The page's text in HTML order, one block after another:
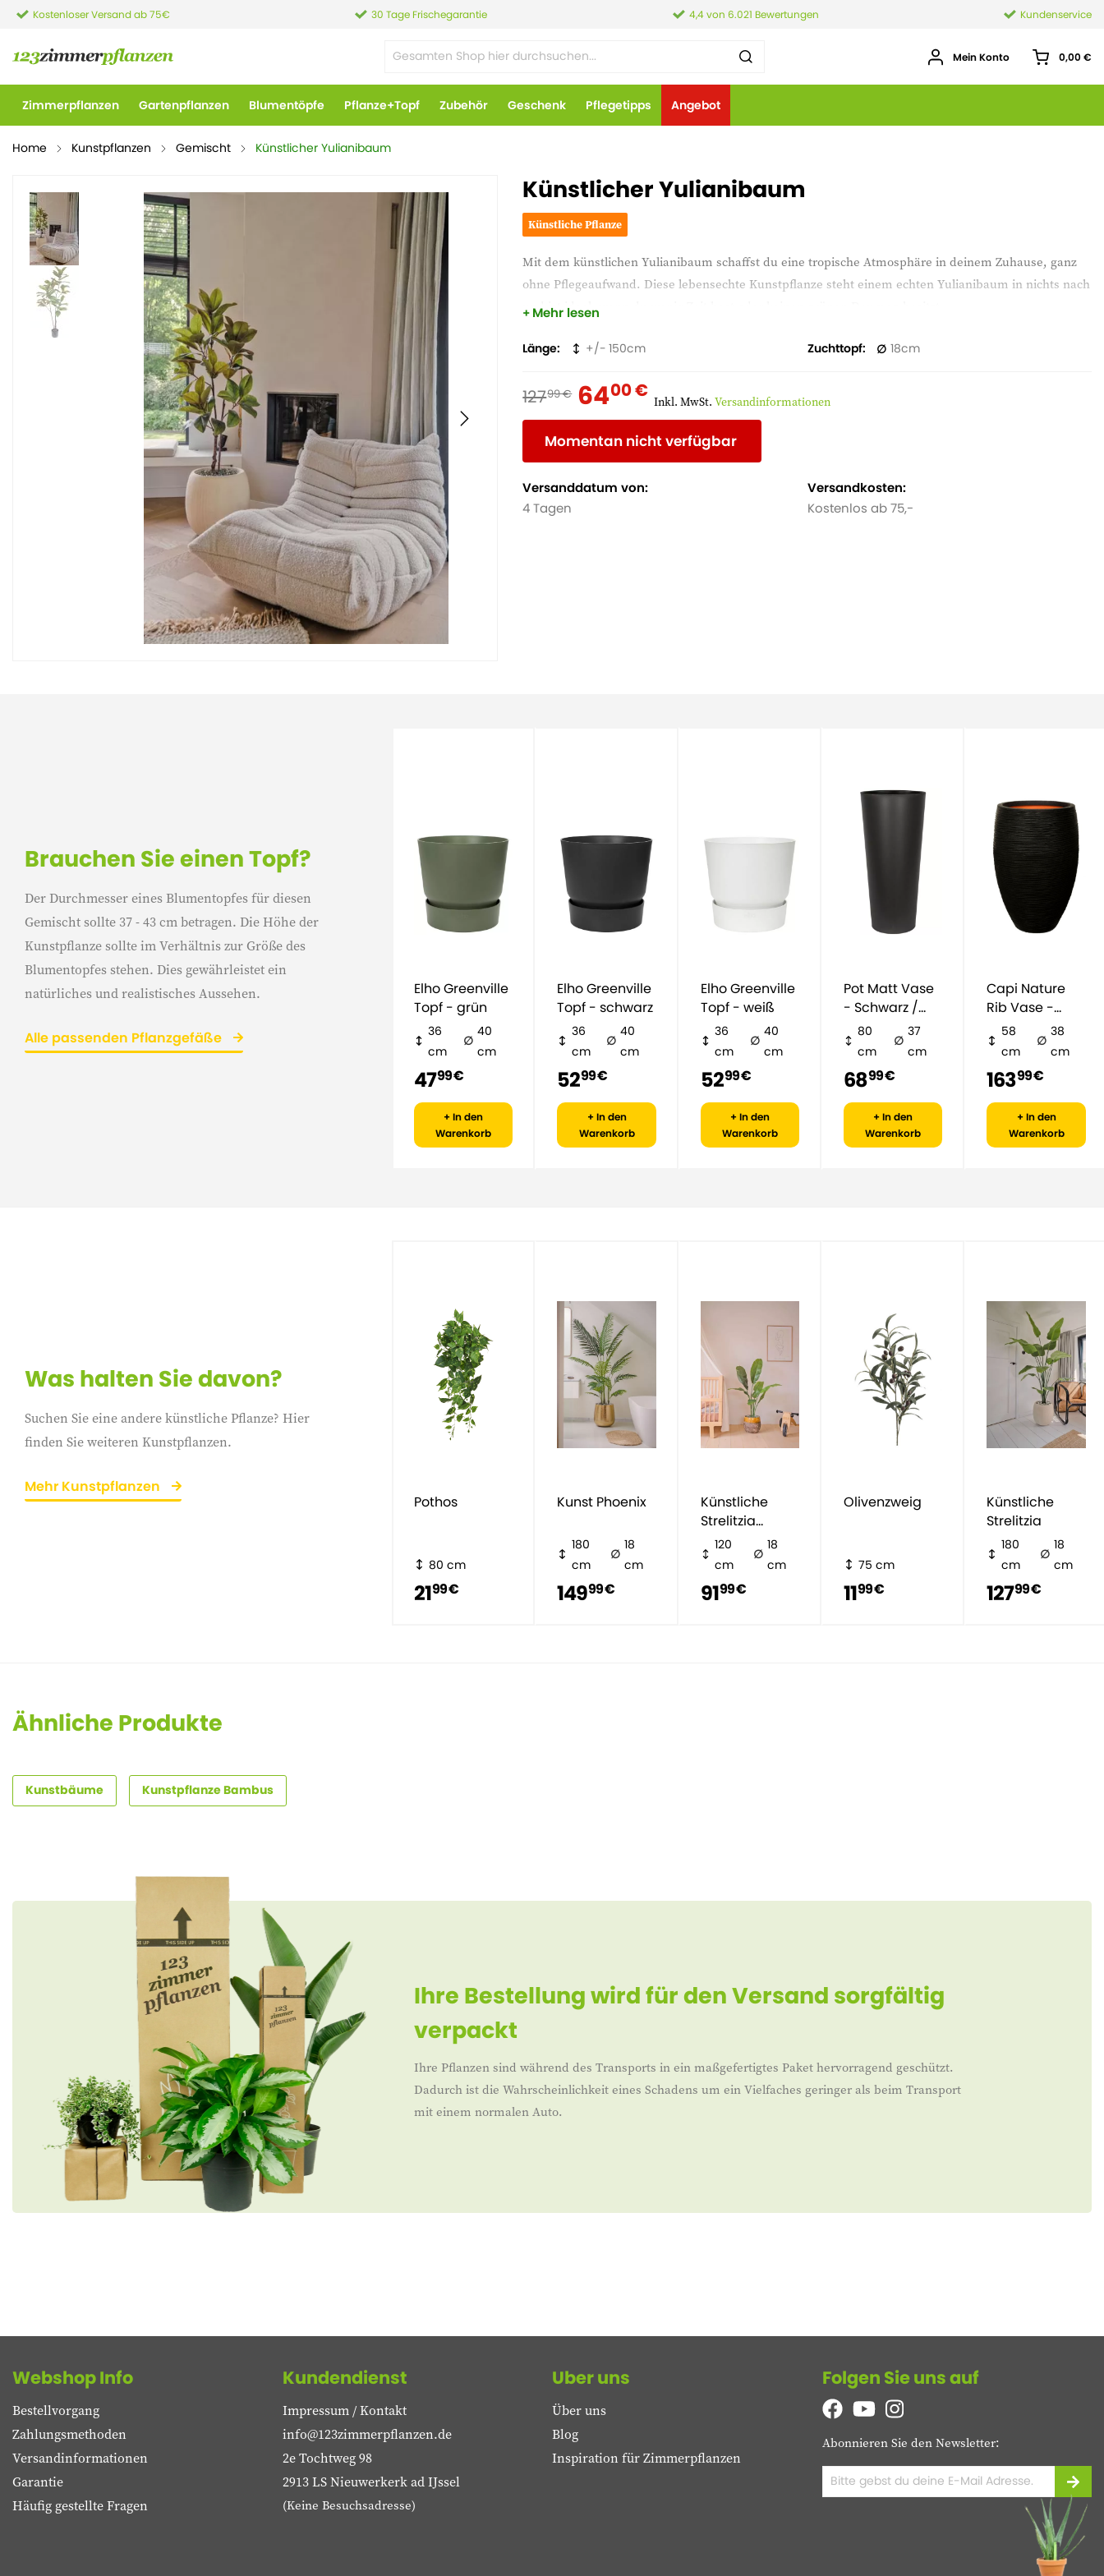
Kostenloser Versand ab 75€ 30 Tage Frischegarantie 4,4 von 6.021 Bewertungen Kundenservice
Mein Konto 0,00 €
Zimmerpflanzen Gartenpflanzen Blumentöpfe Pflanze+Topf Zubehör Geschenk Pflegetipps Angebot
Home Kunstpflanzen Gemischt Künstlicher Yulianibaum
Künstlicher Yulianibaum
Künstliche Pflanze
Mit dem künstlichen Yulianibaum schaffst du eine tropische Atmosphäre in deinem Zuhause, ganz
ohne Pflegeaufwand. Diese lebensechte Kunstpflanze steht einem echten Yulianibaum in nichts nach
und ist ideal, wenn du wenig Zeit hast oder keinen grünen Daumen besitzt.
Mehr lesen
Länge 150 Zuchttopf 18
12799 € 6400 € Inkl. MwSt.Versandinformationen
Momentan nicht verfügbar
Versanddatum von:
4 Tagen
Versandkosten:
Kostenlos ab 75,-
Brauchen Sie einen Topf?
Der Durchmesser eines Blumentopfes für diesen
Gemischt sollte 37 - 43 cm betragen. Die Höhe der
Kunstpflanze sollte im Verhältnis zur Größe des
Blumentopfes stehen. Dies gewährleistet ein
natürliches und realistisches Aussehen.
Alle passenden Pflanzgefäße
Elho Greenville
Topf - grün
36
cm
40
cm
4799 €
+ In den
Warenkorb
Elho Greenville
Topf - schwarz
36
cm
40
cm
5299 €
+ In den
Warenkorb
Elho Greenville
Topf - weiß
36
cm
40
cm
5299 €
+ In den
Warenkorb
Pot Matt Vase
- Schwarz /
Anthrazit
80
cm
37
cm
6899 €
+ In den
Warenkorb
Capi Nature
Rib Vase -
schwarz
58
cm
38
cm
16399 €
+ In den
Warenkorb
Was halten Sie davon?
Suchen Sie eine andere künstliche Pflanze? Hier
finden Sie weiteren Kunstpflanzen.
Mehr Kunstpflanzen
Pothos
80 cm
2199 €
Kunst Phoenix
180
cm
18
cm
14999 €
Künstliche
Strelitzia
Nicolai
120
cm
18
cm
9199 €
Olivenzweig
75 cm
1199 €
Künstliche
Strelitzia
180
cm
18
cm
12799 €
Ähnliche Produkte
Kunstbäume Kunstpflanze Bambus
Ihre Bestellung wird für den Versand sorgfältig
verpackt
Ihre Pflanzen sind während des Transports in ein maßgefertigtes Paket hervorragend geschützt.
Dadurch ist die Wahrscheinlichkeit eines Schadens um ein Vielfaches geringer als beim Transport
mit einem normalen Auto.
Webshop Info
Bestellvorgang
Zahlungsmethoden
Versandinformationen
Garantie
Häufig gestellte Fragen
Kundendienst
Impressum / Kontakt
info@123zimmerpflanzen.de
2e Tochtweg 98
2913 LS Nieuwerkerk ad IJssel
(Keine Besuchsadresse)
Uber uns
Über uns
Blog
Inspiration für Zimmerpflanzen
Folgen Sie uns auf
Abonnieren Sie den Newsletter: